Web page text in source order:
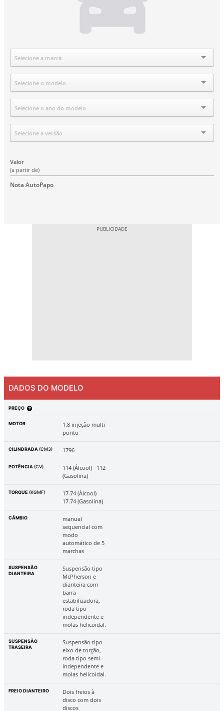
Selecione a marca
Selecione o modelo
Selecione o ano do modelo
Selecione a versão
Valor
(a partir de)
Nota AutoPapo
DADOS DO MODELO
PREÇO
MOTOR
1.8 injeção multi
ponto
CILINDRADA (CM3) 1796
POTÊNCIA (CV) 114 (Álcool) 112
(Gasolina)
TORQUE (KGMF)
17.74 (Álcool)
17.74 (Gasolina)
CÂMBIO
manual
sequencial com
modo
automático de 5
marchas
SUSPENSÃO
DIANTEIRA
Suspensão tipo
McPherson e
dianteira com
barra
estabilizadora,
roda tipo
independente e
molas helicoidal.
SUSPENSÃO
TRASEIRA
Suspensão tipo
eixo de torção,
roda tipo semi-
independente e
molas helicoidal.
FREIO DIANTEIRO
Dois freios à
disco com dois
discos